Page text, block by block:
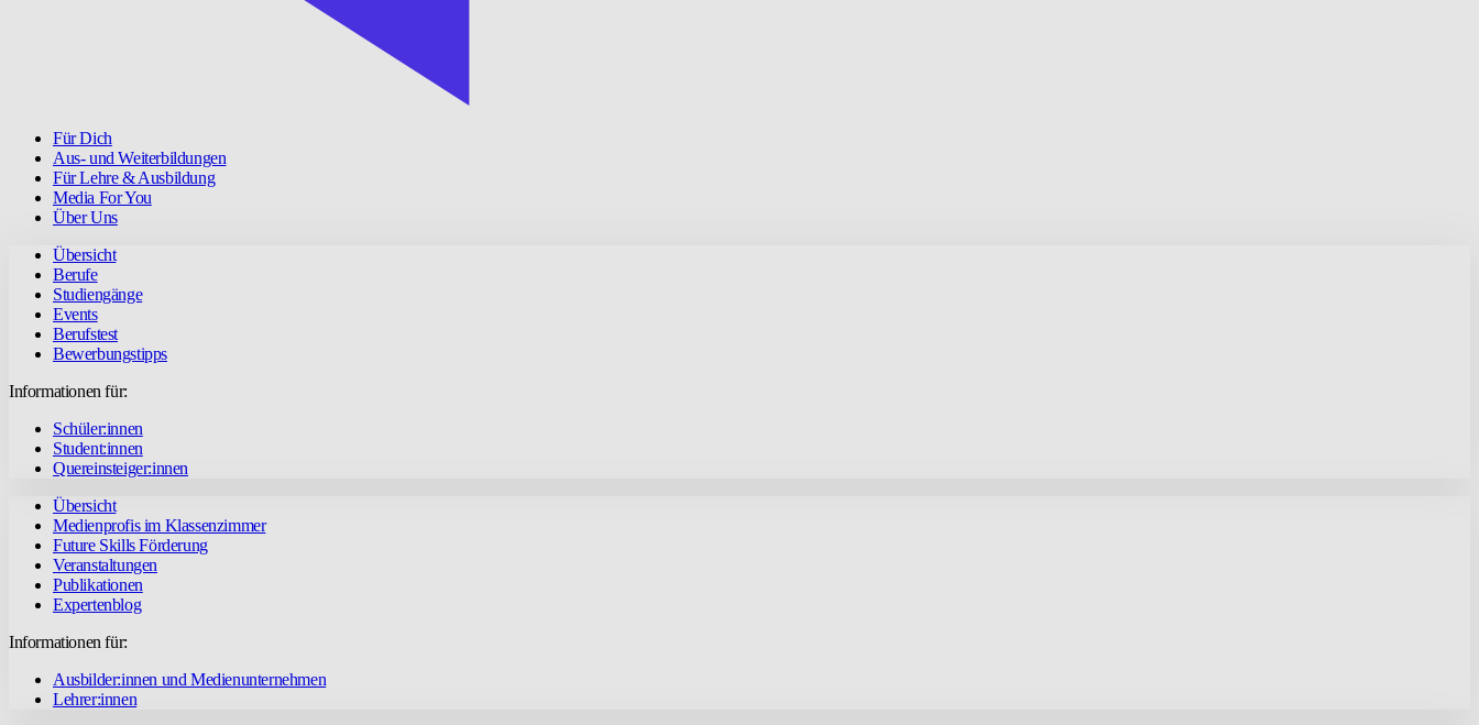
Für Dich
Aus- und Weiterbildungen
Für Lehre & Ausbildung
Media For You
Über Uns
Übersicht
Berufe
Studiengänge
Events
Berufstest
Bewerbungstipps
Informationen für:
Schüler:innen
Student:innen
Quereinsteiger:innen
Übersicht
Medienprofis im Klassenzimmer
Future Skills Förderung
Veranstaltungen
Publikationen
Expertenblog
Informationen für:
Ausbilder:innen und Medienunternehmen
Lehrer:innen